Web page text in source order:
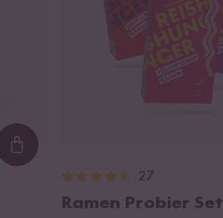
Loading...
27
Ramen Probier Set